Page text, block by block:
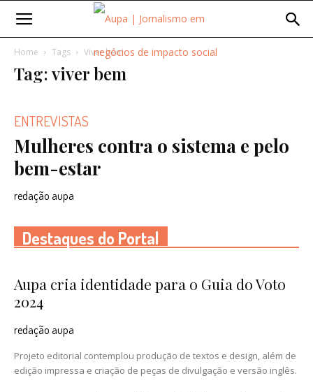
Home Tags Viver bem
Tag: viver bem
ENTREVISTAS
Mulheres contra o sistema e pelo
bem-estar
redação aupa
Destaques do Portal
Aupa cria identidade para o Guia do Voto
2024
redação aupa
Projeto editorial contemplou produção de textos e design, além de
edição impressa e criação de peças de divulgação e versão inglês.